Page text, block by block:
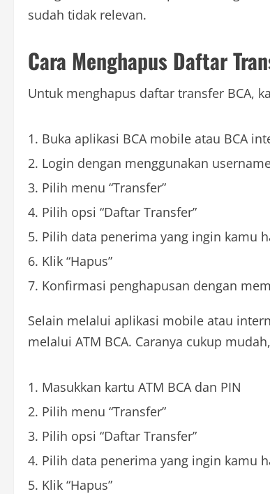
sudah tidak relevan.
Cara Menghapus Daftar
Untuk menghapus daftar transfer BCA,
Buka aplikasi BCA mobile atau BCA
Login dengan menggunakan
Pilih menu “Transfer”
Pilih opsi “Daftar Transfer”
Pilih data penerima yang ingin kamu
Klik “Hapus”
Konfirmasi penghapusan dengan
Selain melalui aplikasi mobile atau
melalui ATM BCA. Caranya cukup
Masukkan kartu ATM BCA dan PIN
Pilih menu “Transfer”
Pilih opsi “Daftar Transfer”
Pilih data penerima yang ingin kamu
Klik “Hapus”